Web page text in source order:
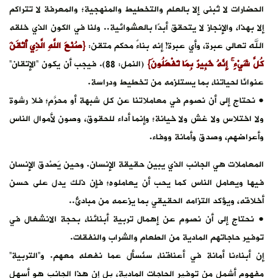
الحضارات لا تُبنى إلا بالعلم والتخطيط والمنهجية؛ والمعرفة لا تتراكم
إلا بهذا، والإنجاز لا يتحقق أبدًا بالعشوائية.. ولنا في الكون الذي خلقه
الله تعالى عبرة، وأي عبرة! إنه بناءٌ محكم متقن:{صُنْعَ اللَّهِ الَّذِي أَتْقَنَ
كُلَّ شَيْءٍ ۚ إِنَّهُ خَبِيرٌ بِمَا تَفْعَلُونَ}
(النمل: 88). فيجب أن يكون “الإتقان”
عنوانًا لحياتنا، بما يستلزمه من تخطيط ودراسة.
• نحتاج إلى أن نصوم في معاملاتنا عن كل شبهة أو محرَّم؛ فلا رشوة
ولا اختلاس ولا غش ولا خيانة؛ وإنما أداء للحقوق، وصون لأموال الناس
وأعراضهم، وصدق وأمانة ووفاء.
المعاملات هي الجانب الذي يبين حقيقة الإنسان. وحين يَصْدق الإنسان
فيها ويعامل الناس كما يحب أن يعاملوه؛ فإن ذلك يدل على حسن
أخلاقه، ويؤكد التزامه الحقيقي بما يزعمه من مبادئ..
• نحتاج إلى أن نصوم عن إهمال تربية أبنائنا، بحجة الانشغال في
توفير حاجاتهم المادية من الطعام والشراب والنفقات.
إن أبناءنا أمانة في أعناقنا، سنُسأل عما نفعله معهم. و”التربية”
مفهوم أشمل من توفير الحاجات المادية، بل إن هذا الجانب هو أسهل